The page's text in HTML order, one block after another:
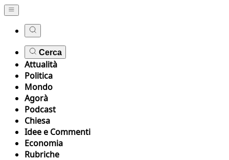
Cerca
Attualità
Politica
Mondo
Agorà
Podcast
Chiesa
Idee e Commenti
Economia
Rubriche